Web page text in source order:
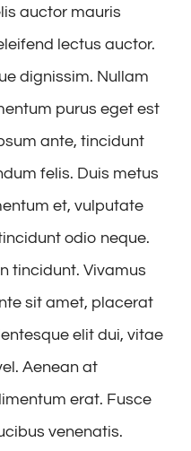
auctor mauris
lectus auctor.
dignissim. Nullam
purus eget est
ante, tincidunt
felis. Duis metus
et, vulputate
odio neque.
tincidunt. Vivamus
sit amet, placerat
elit dui, vitae
Aenean at
erat. Fusce
venenatis.